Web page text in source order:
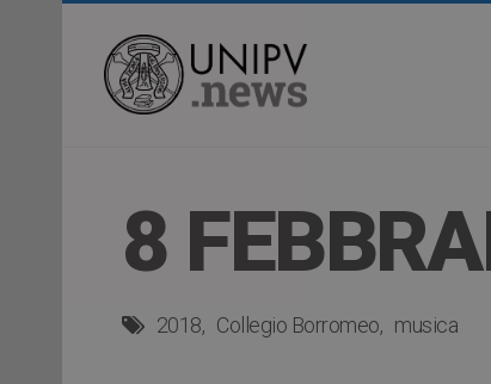
8
2018 Collegio Borromeo musica